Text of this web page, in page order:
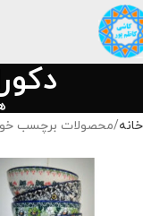
خانه محصولات برچسب